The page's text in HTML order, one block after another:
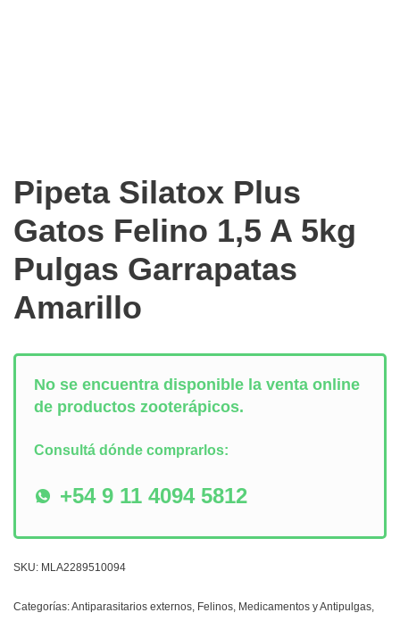
Pipeta Silatox Plus
Gatos Felino 1,5 A 5kg
Pulgas Garrapatas
Amarillo
No se encuentra disponible la venta online
de productos zooterápicos.
Consultá dónde comprarlos:
+54 9 11 4094 5812
SKU: MLA2289510094
Categorías:Antiparasitarios externos, Felinos, Medicamentos y Antipulgas,